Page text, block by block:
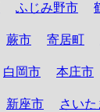
ふじみ野市
蕨市 寄居町
白岡市 本庄市
新座市 さい